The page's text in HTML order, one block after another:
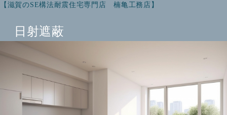
【滋賀のSE構法耐震住宅専門店 楠亀工務店】
日射遮蔽